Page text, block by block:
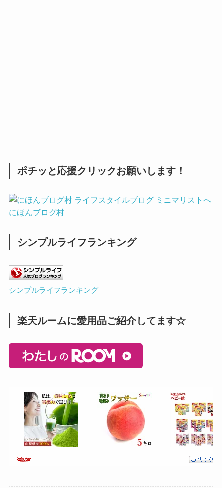
ポチッと応援クリックお願いします！
にほんブログ村
シンプルライフランキング
シンプルライフランキング
楽天ルームに愛用品ご紹介してます☆